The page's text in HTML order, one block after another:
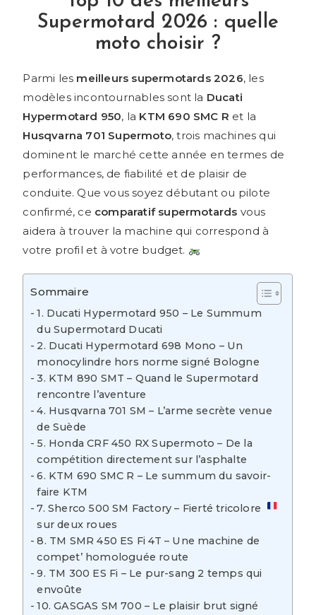
Supermotard 2026 : quelle
moto choisir ?
Parmi les meilleurs supermotards 2026, les
modèles incontournables sont la Ducati
Hypermotard 950, la KTM 690 SMC R et la
Husqvarna 701 Supermoto, trois machines qui
dominent le marché cette année en termes de
performances, de fiabilité et de plaisir de
conduite. Que vous soyez débutant ou pilote
confirmé, ce comparatif supermotards vous
aidera à trouver la machine qui correspond à
votre profil et à votre budget.
Sommaire
1. Ducati Hypermotard 950 – Le Summum
du Supermotard Ducati
2. Ducati Hypermotard 698 Mono – Un
monocylindre hors norme signé Bologne
3. KTM 890 SMT – Quand le Supermotard
rencontre l’aventure
4. Husqvarna 701 SM – L’arme secrète venue
de Suède
5. Honda CRF 450 RX Supermoto – De la
compétition directement sur l’asphalte
6. KTM 690 SMC R – Le summum du savoir-
faire KTM
7. Sherco 500 SM Factory – Fierté tricolore
sur deux roues
8. TM SMR 450 ES Fi 4T – Une machine de
compet’ homologuée route
9. TM 300 ES Fi – Le pur-sang 2 temps qui
envoûte
10. GASGAS SM 700 – Le plaisir brut signé